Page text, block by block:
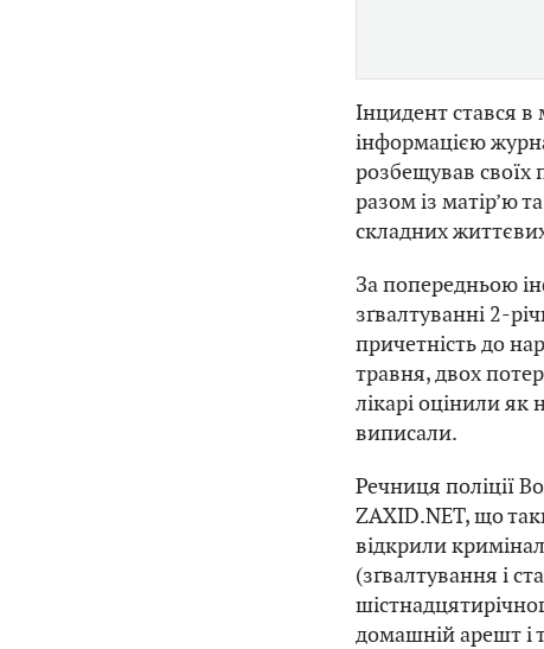
Інцидент стався
інформацією
розбещував своїх
разом із матір’ю
складних
За попередньою
зґвалтуванні 2-
причетність до
травня, двох
лікарі оцінили як
виписали.
Речниця поліції
ZAXID.NET, що
відкрили
(зґвалтування і
домашній арешт і